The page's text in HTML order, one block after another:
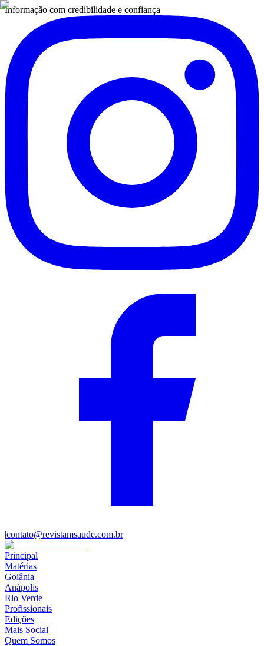
Informação com credibilidade e confiança
|contato@revistamsaude.com.br
Principal
Matérias
Goiânia
Anápolis
Rio Verde
Profissionais
Edições
Mais Social
Quem Somos